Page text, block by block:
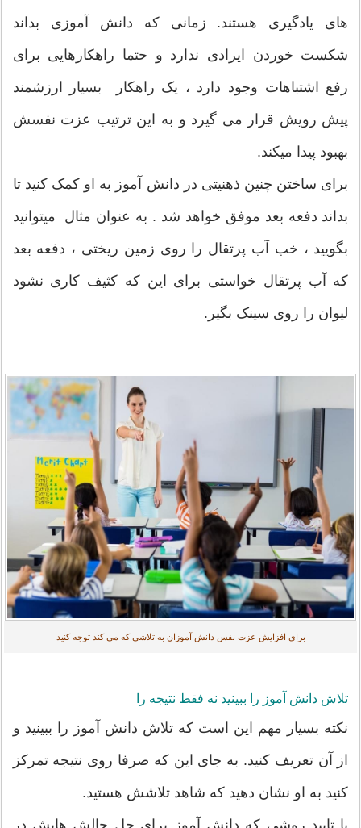
های یادگیری هستند. زمانی که دانش آموزی بداند
شکست خوردن ایرادی ندارد و حتما راهکارهایی برای
رفع اشتباهات وجود دارد ، یک راهکار بسیار ارزشمند
پیش رویش قرار می گیرد و به این ترتیب عزت نفسش
بهبود پیدا میکند.
برای ساختن چنین ذهنیتی در دانش آموز به او کمک کنید تا
بداند دفعه بعد موفق خواهد شد . به عنوان مثال میتوانید
بگویید ، خب آب پرتقال را روی زمین ریختی ، دفعه بعد
که آب پرتقال خواستی برای این که کثیف کاری نشود
لیوان را روی سینک بگیر.
برای افزایش عزت نفس دانش آموزان به تلاشی که می کند توجه کنید
تلاش دانش آموز را ببینید نه فقط نتیجه را
نکته بسیار مهم این است که تلاش دانش آموز را ببینید و
از آن تعریف کنید. به جای این که صرفا روی نتیجه تمرکز
کنید به او نشان دهید که شاهد تلاشش هستید.
با تایید روشی که دانش آموز برای حل چالش هایش در